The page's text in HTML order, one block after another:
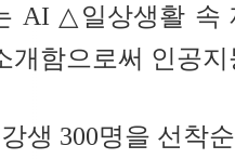
AI △일상생활 속
개함으로써 인공
생 300명을 선착